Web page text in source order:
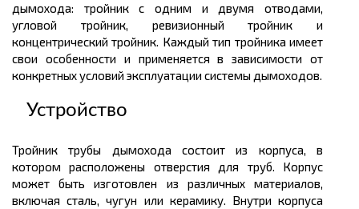
дымохода: тройник с одним и двумя отводами,
угловой тройник, ревизионный тройник и
концентрический тройник. Каждый тип тройника имеет
свои особенности и применяется в зависимости от
конкретных условий эксплуатации системы дымоходов.
Устройство
Тройник трубы дымохода состоит из корпуса, в
котором расположены отверстия для труб. Корпус
может быть изготовлен из различных материалов,
включая сталь, чугун или керамику. Внутри корпуса